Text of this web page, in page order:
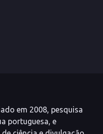
em 2008, pesquisa
portuguesa, e